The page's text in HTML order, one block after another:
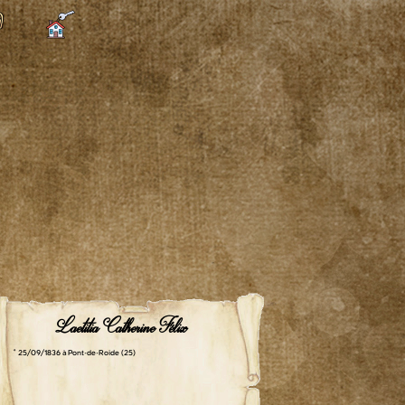
Laetitia Catherine Félix
° 25/09/1836 à Pont-de-Roide (25)